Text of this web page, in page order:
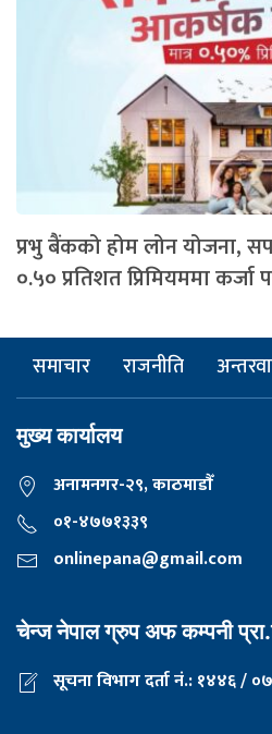
प्रभु बैंकको होम लोन योजना,
०.५० प्रतिशत प्रिमियममा कर्जा
समाचार राजनीति
मुख्य कार्यालय
अनामनगर-२९, काठमाडाैँ
०१-४७७१३३९
onlinepana@gmail.com
चेन्ज नेपाल ग्रुप अफ कम्पनी
सूचना विभाग दर्ता नं.: १४४६ /